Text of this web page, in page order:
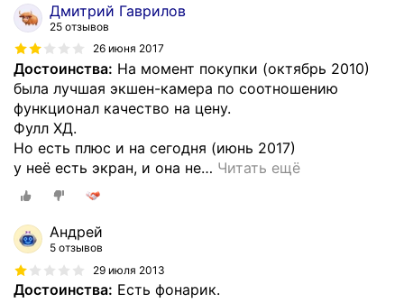
Дмитрий Гаврилов
25 отзывов
26 июня 2017
Достоинства: На момент покупки (октябрь 2010)
была лучшая экшен-камера по соотношению
функционал качество на цену.
Фулл ХД.
Но есть плюс и на сегодня (июнь 2017)
у неё есть экран, и она не… Читать ещё
Андрей
5 отзывов
29 июля 2013
Достоинства: Есть фонарик.